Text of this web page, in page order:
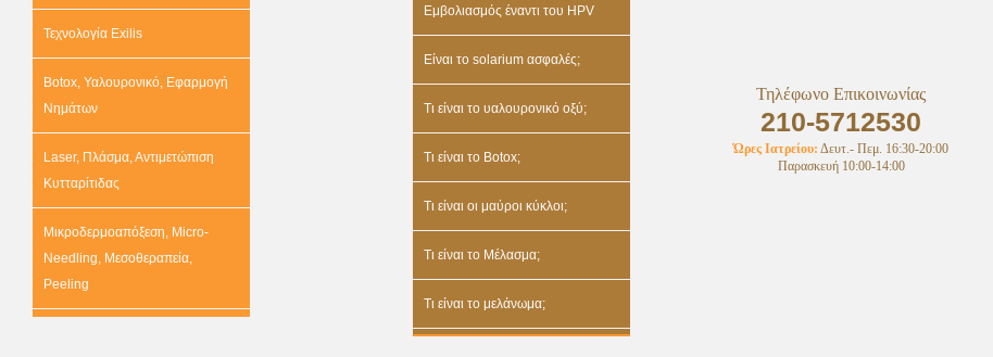
Τεχνολογία Exilis
Botox, Υαλουρονικό, Εφαρμογή
Νημάτων
Laser, Πλάσμα, Αντιμετώπιση
Κυτταρίτιδας
Μικροδερμοαπόξεση, Micro-
Needling, Μεσοθεραπεία,
Peeling
Εμβολιασμός έναντι του HPV
Είναι το solarium ασφαλές;
Τι είναι το υαλουρονικό οξύ;
Τι είναι το Botox;
Τι είναι οι μαύροι κύκλοι;
Τι είναι το Μέλασμα;
Τι είναι το μελάνωμα;
Τηλέφωνο Επικοινωνίας
210-5712530
Ώρες Ιατρείου: Δευτ.- Πεμ. 16:30-20:00
Παρασκευή 10:00-14:00